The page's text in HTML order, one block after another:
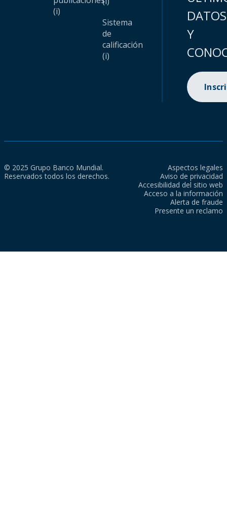
(i)
Sistema
de
calificación
(i)
DATOS
Y
© 2025 Grupo Banco Mundial.
Reservados todos los derechos.
Aspectos legales
Aviso de privacidad
Accesibilidad del sitio web
Acceso a la información
Alerta de fraude
Presente un reclamo